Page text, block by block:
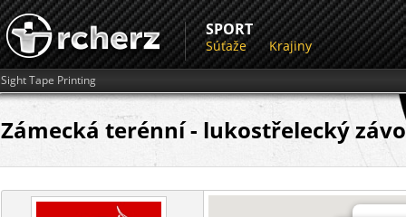
SPORT
Súťaže Krajiny
Sight Tape Printing
Zámecká terénní - lukostřelecký